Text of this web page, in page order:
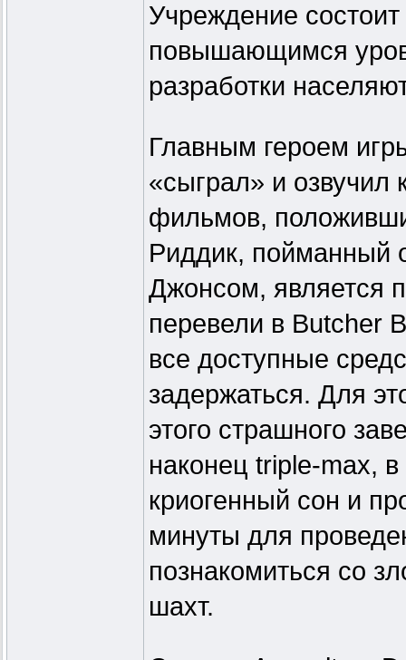
Учреждение
повышающимся
разработки
Главным героем
«сыграл» и озвучил
фильмов,
Риддик, пойманный
Джонсом, является
перевели в Butcher
все доступные
задержаться. Для
этого страшного
наконец triple-max,
криогенный сон и
минуты для
познакомиться со
шахт.